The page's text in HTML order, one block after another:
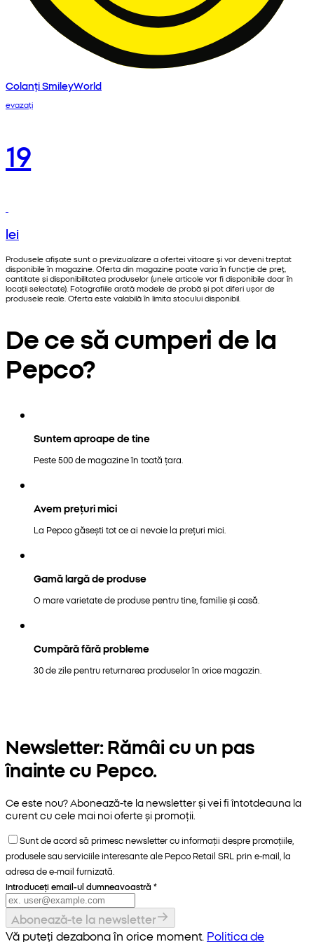
Colanți SmileyWorld
evazați
19
lei
Produsele afișate sunt o previzualizare a ofertei viitoare și vor deveni treptat
disponibile în magazine. Oferta din magazine poate varia în funcție de preț,
cantitate și disponibilitatea produselor (unele articole vor fi disponibile doar în
locații selectate). Fotografiile arată modele de probă și pot diferi ușor de
produsele reale. Oferta este valabilă în limita stocului disponibil.
De ce să cumperi de la
Pepco?
Suntem aproape de tine
Peste 500 de magazine în toată țara.
Avem prețuri mici
La Pepco găsești tot ce ai nevoie la prețuri mici.
Gamă largă de produse
O mare varietate de produse pentru tine, familie și casă.
Cumpără fără probleme
30 de zile pentru returnarea produselor în orice magazin.
Newsletter: Rămâi cu un pas
înainte cu Pepco.
Ce este nou? Abonează-te la newsletter și vei fi întotdeauna la
curent cu cele mai noi oferte și promoții.
Sunt de acord să primesc newsletter cu informații despre promoțiile,
produsele sau serviciile interesante ale Pepco Retail SRL prin e-mail, la
adresa de e-mail furnizată.
Introduceți email-ul dumneavoastră *
Abonează-te la newsletter
Vă puteți dezabona în orice moment. Politica de